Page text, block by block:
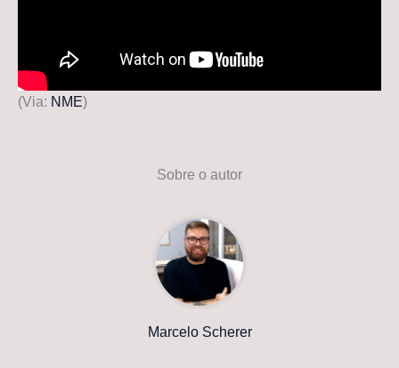
(Via: NME)
Sobre o autor
Marcelo Scherer